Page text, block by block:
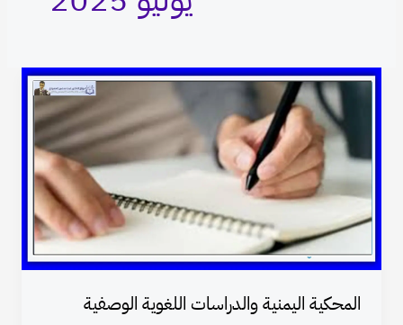
المحكية اليمنية والدراسات اللغوية الوصفية
المحكية
اليمنية
والدراسات
اللغوية
الوصفية